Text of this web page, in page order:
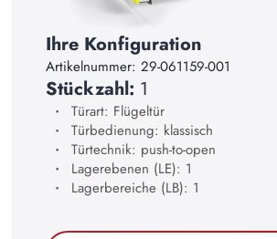
18
19
20
Ihre Konfiguration
Artikelnummer: 29-061159-001
Stückzahl: 1
Türart: Flügeltür
Türbedienung: klassisch
Türtechnik: push-to-open
Lagerebenen (LE): 1
Lagerbereiche (LB): 1